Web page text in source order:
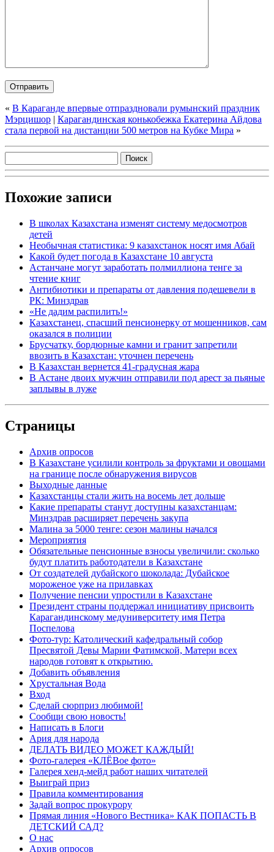
« В Караганде впервые отпраздновали румынский праздник
Мэрцишор | Карагандинская конькобежка Екатерина Айдова
стала первой на дистанции 500 метров на Кубке Мира »
Похожие записи
В школах Казахстана изменят систему медосмотров
детей
Необычная статистика: 9 казахстанок носят имя Абай
Какой будет погода в Казахстане 10 августа
Астанчане могут заработать полмиллиона тенге за
чтение книг
Антибиотики и препараты от давления подешевели в
РК: Минздрав
«Не дадим распилить!»
Казахстанец, спасший пенсионерку от мошенников, сам
оказался в полиции
Брусчатку, бордюрные камни и гранит запретили
ввозить в Казахстан: уточнен перечень
В Казахстан вернется 41-градусная жара
В Астане двоих мужчин отправили под арест за пьяные
заплывы в луже
Страницы
Архив опросов
В Казахстане усилили контроль за фруктами и овощами
на границе после обнаружения вирусов
Выходные данные
Казахстанцы стали жить на восемь лет дольше
Какие препараты станут доступны казахстанцам:
Минздрав расширяет перечень закупа
Малина за 5000 тенге: сезон малины начался
Мероприятия
Обязательные пенсионные взносы увеличили: сколько
будут платить работодатели в Казахстане
От создателей дубайского шоколада: Дубайское
мороженое уже на прилавках
Получение пенсии упростили в Казахстане
Президент страны поддержал инициативу присвоить
Карагандинскому медуниверситету имя Петра
Поспелова
Фото-тур: Католический кафедральный собор
Пресвятой Девы Марии Фатимской, Матери всех
народов готовят к открытию.
Добавить объявления
Хрустальная Вода
Вход
Сделай сюрприз любимой!
Сообщи свою новость!
Написать в Блоги
Ария для народа
ДЕЛАТЬ ВИДЕО МОЖЕТ КАЖДЫЙ!
Фото-галерея «КЛЁВое фото»
Галерея хенд-мейд работ наших читателей
Выиграй приз
Правила комментирования
Задай вопрос прокурору
Прямая линия «Нового Вестника» КАК ПОПАСТЬ В
ДЕТСКИЙ САД?
О нас
Архив опросов